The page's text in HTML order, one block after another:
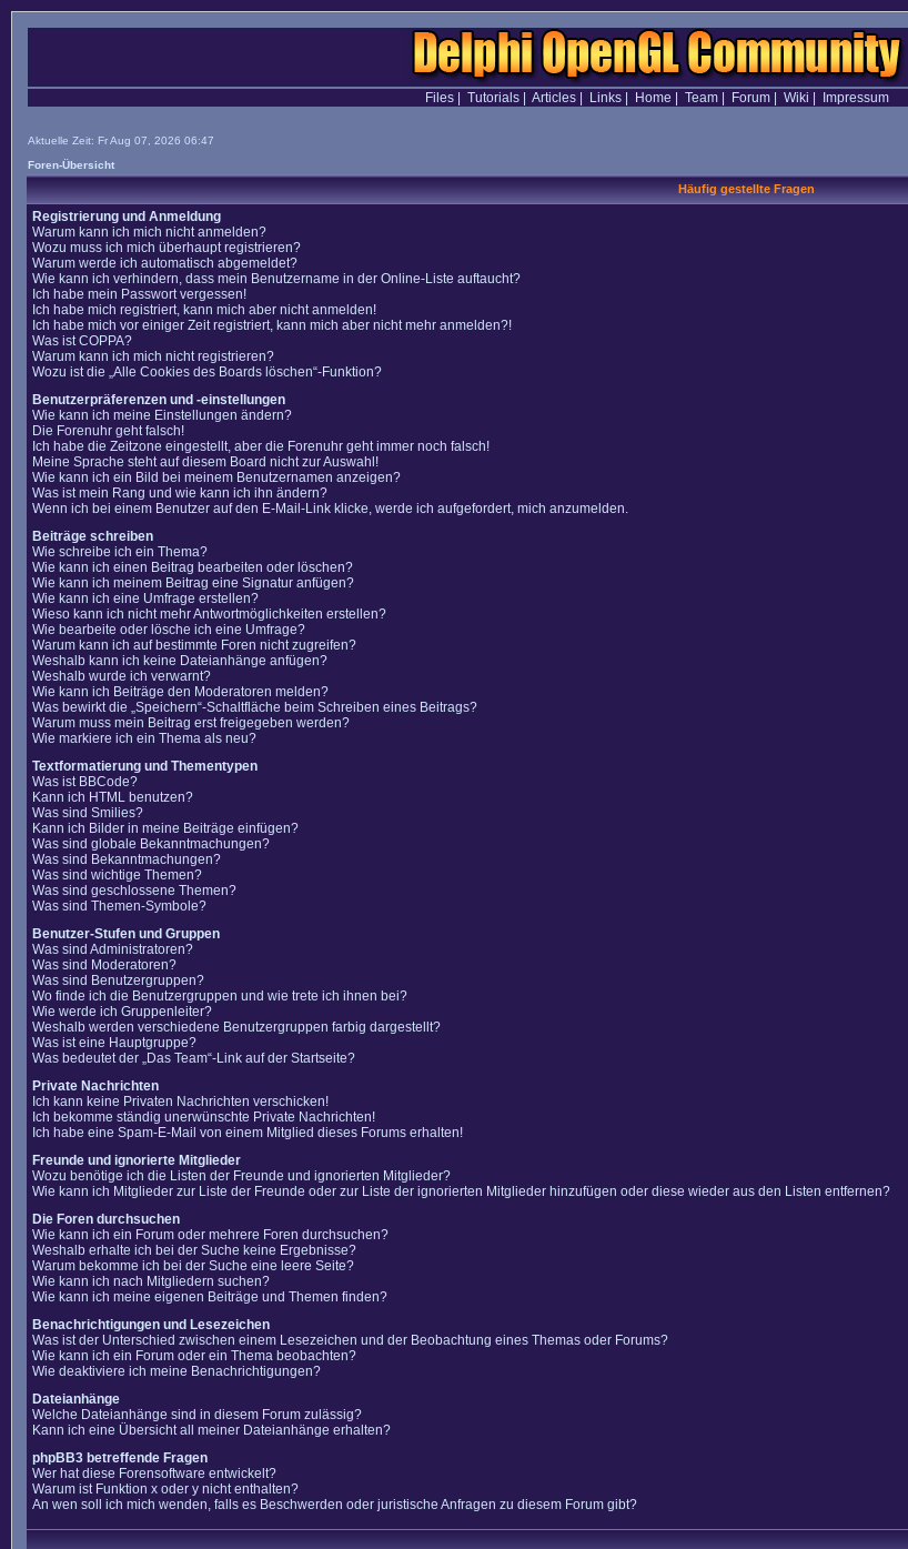
Files| Tutorials| Articles| Links| Home Team| Forum| Wiki Impressum
Aktuelle Zeit: Fr Aug 07, 2026 06:47
Foren-Übersicht
Häufig gestellte Fragen
Registrierung und Anmeldung
Warum kann ich mich nicht anmelden?
Wozu muss ich mich überhaupt registrieren?
Warum werde ich automatisch abgemeldet?
Wie kann ich verhindern, dass mein Benutzername in der Online-Liste auftaucht?
Ich habe mein Passwort vergessen!
Ich habe mich registriert, kann mich aber nicht anmelden!
Ich habe mich vor einiger Zeit registriert, kann mich aber nicht mehr anmelden?!
Was ist COPPA?
Warum kann ich mich nicht registrieren?
Wozu ist die „Alle Cookies des Boards löschen“-Funktion?
Benutzerpräferenzen und -einstellungen
Wie kann ich meine Einstellungen ändern?
Die Forenuhr geht falsch!
Ich habe die Zeitzone eingestellt, aber die Forenuhr geht immer noch falsch!
Meine Sprache steht auf diesem Board nicht zur Auswahl!
Wie kann ich ein Bild bei meinem Benutzernamen anzeigen?
Was ist mein Rang und wie kann ich ihn ändern?
Wenn ich bei einem Benutzer auf den E-Mail-Link klicke, werde ich aufgefordert, mich anzumelden.
Beiträge schreiben
Wie schreibe ich ein Thema?
Wie kann ich einen Beitrag bearbeiten oder löschen?
Wie kann ich meinem Beitrag eine Signatur anfügen?
Wie kann ich eine Umfrage erstellen?
Wieso kann ich nicht mehr Antwortmöglichkeiten erstellen?
Wie bearbeite oder lösche ich eine Umfrage?
Warum kann ich auf bestimmte Foren nicht zugreifen?
Weshalb kann ich keine Dateianhänge anfügen?
Weshalb wurde ich verwarnt?
Wie kann ich Beiträge den Moderatoren melden?
Was bewirkt die „Speichern“-Schaltfläche beim Schreiben eines Beitrags?
Warum muss mein Beitrag erst freigegeben werden?
Wie markiere ich ein Thema als neu?
Textformatierung und Thementypen
Was ist BBCode?
Kann ich HTML benutzen?
Was sind Smilies?
Kann ich Bilder in meine Beiträge einfügen?
Was sind globale Bekanntmachungen?
Was sind Bekanntmachungen?
Was sind wichtige Themen?
Was sind geschlossene Themen?
Was sind Themen-Symbole?
Benutzer-Stufen und Gruppen
Was sind Administratoren?
Was sind Moderatoren?
Was sind Benutzergruppen?
Wo finde ich die Benutzergruppen und wie trete ich ihnen bei?
Wie werde ich Gruppenleiter?
Weshalb werden verschiedene Benutzergruppen farbig dargestellt?
Was ist eine Hauptgruppe?
Was bedeutet der „Das Team“-Link auf der Startseite?
Private Nachrichten
Ich kann keine Privaten Nachrichten verschicken!
Ich bekomme ständig unerwünschte Private Nachrichten!
Ich habe eine Spam-E-Mail von einem Mitglied dieses Forums erhalten!
Freunde und ignorierte Mitglieder
Wozu benötige ich die Listen der Freunde und ignorierten Mitglieder?
Wie kann ich Mitglieder zur Liste der Freunde oder zur Liste der ignorierten Mitglieder hinzufügen oder diese wieder aus den Listen entfernen?
Die Foren durchsuchen
Wie kann ich ein Forum oder mehrere Foren durchsuchen?
Weshalb erhalte ich bei der Suche keine Ergebnisse?
Warum bekomme ich bei der Suche eine leere Seite?
Wie kann ich nach Mitgliedern suchen?
Wie kann ich meine eigenen Beiträge und Themen finden?
Benachrichtigungen und Lesezeichen
Was ist der Unterschied zwischen einem Lesezeichen und der Beobachtung eines Themas oder Forums?
Wie kann ich ein Forum oder ein Thema beobachten?
Wie deaktiviere ich meine Benachrichtigungen?
Dateianhänge
Welche Dateianhänge sind in diesem Forum zulässig?
Kann ich eine Übersicht all meiner Dateianhänge erhalten?
phpBB3 betreffende Fragen
Wer hat diese Forensoftware entwickelt?
Warum ist Funktion x oder y nicht enthalten?
An wen soll ich mich wenden, falls es Beschwerden oder juristische Anfragen zu diesem Forum gibt?